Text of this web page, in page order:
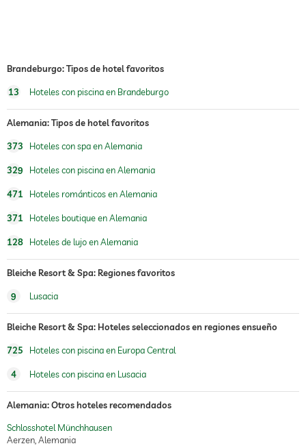
jacuzzi
piscina exterior abierto todo el año
piscina cubierta abierto todo el año
piscina climatizada
deportes de agua
entrenador personal bajo
petición
parque infantil al aire libre
sauna
oferta de masajes
masajes para el bienestar
masaje corporal
masaje para 2
spa
Brandeburgo: Tipos de hotel favoritos
13 Hoteles con piscina en Brandeburgo
Alemania: Tipos de hotel favoritos
373 Hoteles con spa en Alemania
329 Hoteles con piscina en Alemania
471 Hoteles románticos en Alemania
371 Hoteles boutique en Alemania
128 Hoteles de lujo en Alemania
Bleiche Resort & Spa: Regiones favoritos
9 Lusacia
Bleiche Resort & Spa: Hoteles seleccionados en regiones ensueño
725 Hoteles con piscina en Europa Central
4 Hoteles con piscina en Lusacia
Alemania: Otros hoteles recomendados
Schlosshotel Münchhausen
Aerzen, Alemania